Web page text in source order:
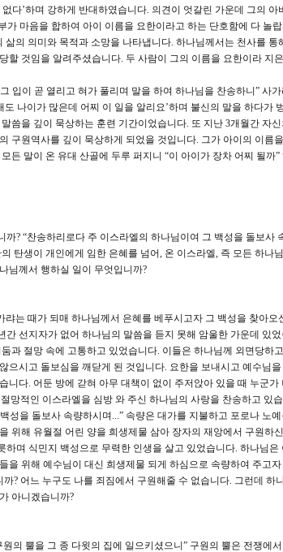
다’하며 강하게 반대하였습니다. 의견이 엇갈린 가운데 그의 아
가 마음을 합하여 아이 이름을 요한이라고 하는 단호함에 다 놀
삶의 의미와 목적과 소망을 나타냅니다. 하나님께서는 천사를 통
할 것임을 알려주셨습니다. 두 사람이 그의 이름을 요한이라 지
입이 곧 열리고 혀가 풀리며 말을 하여 하나님을 찬송하니” 사
나이가 많은데 어찌 이 일을 알리요’하며 불신의 말을 하다가
씀을 깊이 묵상하는 훈련 기간이었습니다. 또 지난 3개월간 자
구원역사를 깊이 묵상하게 되었을 것입니다. 그가 아이의 이름
든 말이 온 유대 산골에 두루 퍼지니 “이 아이가 장차 어찌 될까
? “찬송하리로다 주 이스라엘의 하나님이여 그 백성을 돌보사
탄생이 개인에게 임한 은혜를 넘어, 온 이스라엘, 즉 모든 하나
님께서 행하실 일이 무엇입니까?
랴는 때가 되매 하나님께서 은혜를 베푸시고자 그 백성을 찾아오
간 선지자가 없어 하나님의 말씀을 듣지 못해 암울한 가운데 있
과 절망 속에 고통하고 있었습니다. 이들은 하나님께 외면당하
으시고 돌보심을 깨닫게 된 것입니다. 요한을 보내시고 예수님
니다. 어둔 방에 갇혀 아무 대책이 없이 주저앉아 있을 때 누군
망적인 이스라엘을 심방 와 주신 하나님의 사랑을 찬송하고 있
성을 돌보사 속량하시며...” 속량은 대가를 지불하고 포로나 노
위해 유월절 어린 양을 희생제물 삼아 장자의 재앙에서 구원하
며 식민지 백성으로 무력한 인생을 살고 있었습니다. 하나님은
을 위해 예수님이 대신 희생제물 되게 하심으로 속량하여 주고
? 어느 누구도 나를 죄짐에서 구원해줄 수 없습니다. 그런데 하
아니겠습니까?
의 뿔을 그 종 다윗의 집에 일으키셨으니” 구원의 뿔은 전쟁에